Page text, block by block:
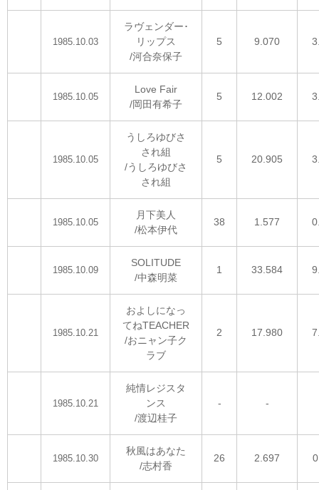
1985.10.03
ラヴェンダー･
リップス
/河合奈保子
5 9.070
1985.10.05
Love Fair
/岡田有希子
5 12.002
1985.10.05
うしろゆびさ
され組
/うしろゆびさ
され組
5 20.905
1985.10.05
月下美人
/松本伊代
38 1.577
1985.10.09
SOLITUDE
/中森明菜
1 33.584
1985.10.21
およしになっ
てねTEACHER
/おニャン子ク
ラブ
2 17.980
1985.10.21
純情レジスタ
ンス
/渡辺桂子
- -
1985.10.30
秋風はあなた
/志村香
26 2.697